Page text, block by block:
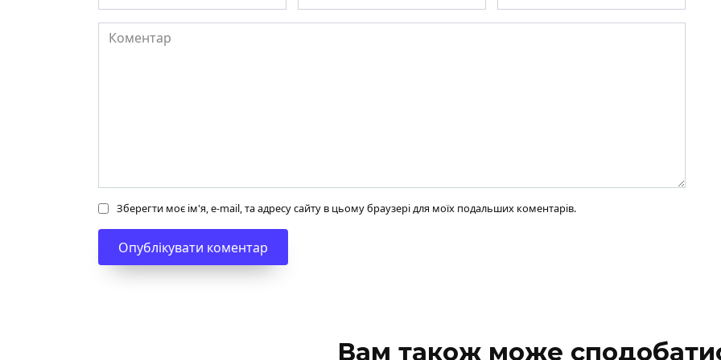
Коментар
Зберегти моє ім'я, e-mail, та адресу сайту в цьому браузері для моїх подальших коментарів.
Вам також може